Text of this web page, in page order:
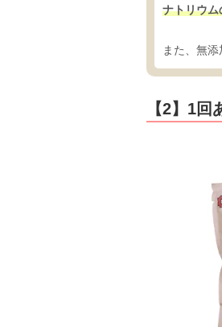
ナトリウム
また、無
【2】1